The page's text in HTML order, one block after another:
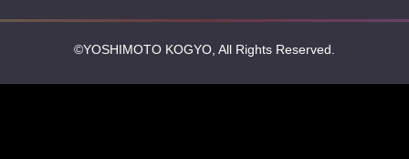
©YOSHIMOTO KOGYO, All Rights Reserved.